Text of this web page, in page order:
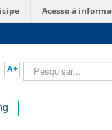
Acesso à
A+ Pesquisar...